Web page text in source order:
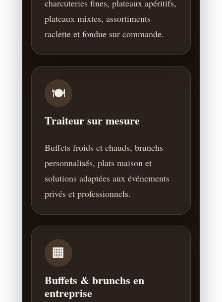
charcuteries fines, plateaux apéritifs,
plateaux mixtes, assortiments
raclette et fondue sur commande.
🍽️
Traiteur sur mesure
Buffets froids et chauds, brunchs
personnalisés, plats maison et
solutions adaptées aux événements
privés et professionnels.
🏢
Buffets & brunchs en
entreprise